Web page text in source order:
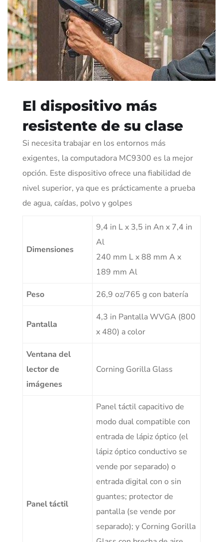
El dispositivo más
resistente de su clase
Si necesita trabajar en los entornos más
exigentes, la computadora MC9300 es la mejor
opción. Este dispositivo ofrece una fiabilidad de
nivel superior, ya que es prácticamente a prueba
de agua, caídas, polvo y golpes
Dimensiones
9,4 in L x 3,5 in An x 7,4 in
Al
240 mm L x 88 mm A x
189 mm Al
Peso 26,9 oz/765 g con batería
Pantalla
4,3 in Pantalla WVGA (800
x 480) a color
Ventana del
lector de
imágenes
Corning Gorilla Glass
Panel táctil
Panel táctil capacitivo de
modo dual compatible con
entrada de lápiz óptico (el
lápiz óptico conductivo se
vende por separado) o
entrada digital con o sin
guantes; protector de
pantalla (se vende por
separado); y Corning Gorilla